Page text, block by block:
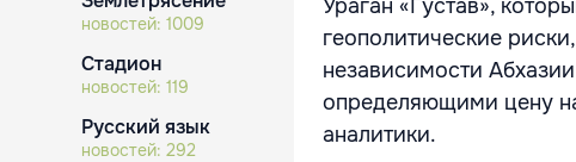
новостей: 1009
Стадион
новостей: 119
Русский язык
новостей: 292
Ураган «Густав»,
геополитические
независимости
определяющими цену
аналитики.